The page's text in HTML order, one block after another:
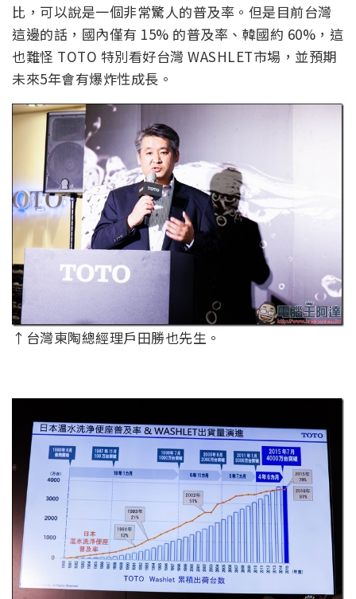
比，可以說是一個非常驚人的普及率。但是目前台灣
這邊的話，國內僅有 15% 的普及率、韓國約 60%，這
也難怪 TOTO 特別看好台灣 WASHLET市場，並預期
未來5年會有爆炸性成長。
↑台灣東陶總經理戶田勝也先生。